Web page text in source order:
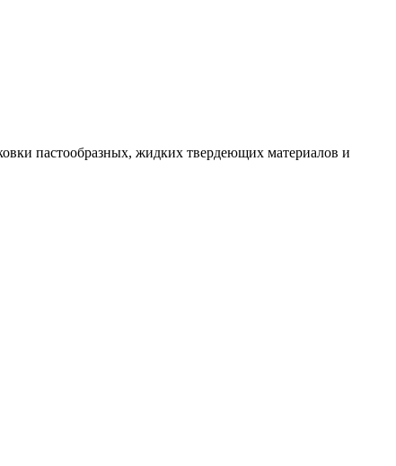
пастообразных, жидких твердеющих материалов и